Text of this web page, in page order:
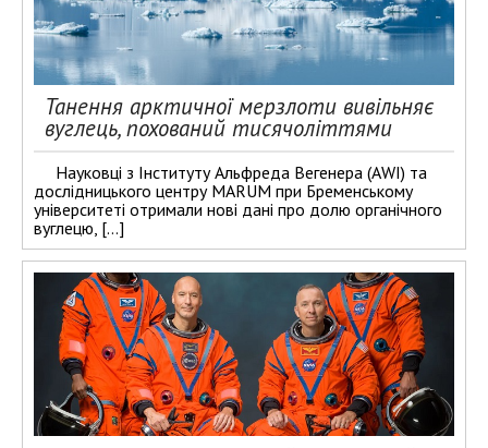
Танення арктичної мерзлоти вивільняє
вуглець, похований тисячоліттями
Науковці з Інституту Альфреда Вегенера (AWI) та
дослідницького центру MARUM при Бременському
університеті отримали нові дані про долю органічного
вуглецю, […]